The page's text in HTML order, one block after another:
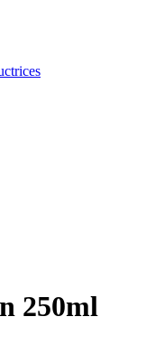
250ml